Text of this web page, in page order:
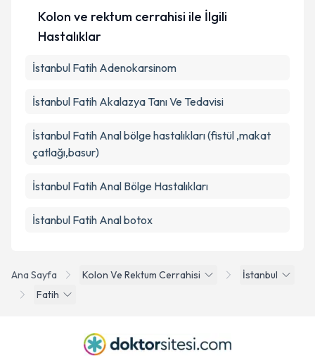
Ana Sayfa Kolon Ve Rektum Cerrahisi
İstanbul
Fatih
Kolon ve rektum cerrahisi ile İlgili
Hastalıklar
İstanbul Fatih Adenokarsinom
İstanbul Fatih Akalazya Tanı Ve Tedavisi
İstanbul Fatih Anal bölge hastalıkları (fistül ,makat
çatlağı,basur)
İstanbul Fatih Anal Bölge Hastalıkları
İstanbul Fatih Anal botox